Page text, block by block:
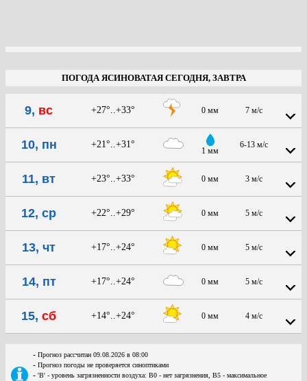
ПОГОДА ЯСИНОВАТАЯ СЕГОДНЯ, ЗАВТРА
9, вс +27°..+33° 0 мм 7 м/с
10, пн +21°..+31°
1 мм
6-13 м/с
11, вт +23°..+33° 0 мм 3 м/с
12, ср +22°..+29° 0 мм 5 м/с
13, чт +17°..+24° 0 мм 5 м/с
14, пт +17°..+24° 0 мм 5 м/с
15, сб +14°..+24° 0 мм 4 м/с
- Прогноз рассчитан 09.08.2026 в 08:00
- Прогноз погоды не проверяется синоптиками
- 'В' - уровень загрязненности воздуха: В0 - нет загрязнения, В5 - максимальное